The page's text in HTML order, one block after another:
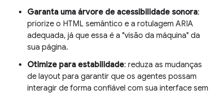
Garanta uma árvore de acessibilidade sonora:
priorize o HTML semântico e a rotulagem ARIA
adequada, já que essa é a "visão da máquina" da
sua página.
Otimize para estabilidade: reduza as mudanças
de layout para garantir que os agentes possam
interagir de forma confiável com sua interface sem